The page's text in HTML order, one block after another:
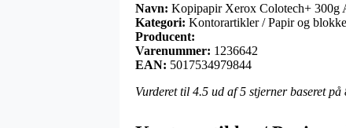
Navn: Kopipapir Xerox Colotech+ 300g
Kategori: Kontorartikler / Papir og
Producent:
Varenummer: 1236642
EAN: 5017534979844
Vurderet til 4.5 ud af 5 stjerner baseret på